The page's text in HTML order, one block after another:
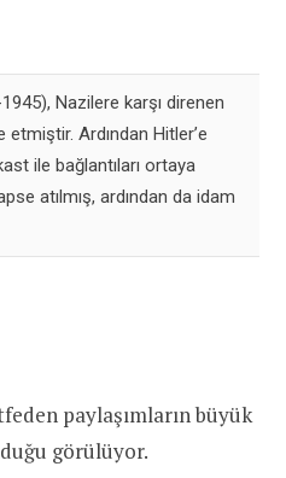
Nazilere karşı direnen
Ardından Hitler’e
ile bağlantıları ortaya
atılmış, ardından da idam
paylaşımların büyük
görülüyor.